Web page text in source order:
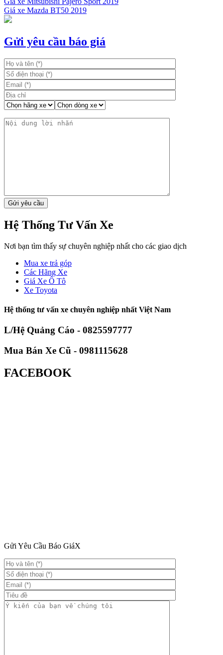
Điều
hướng
bài
Giá xe Mazda BT50 2019
Gửi yêu cầu báo giá
Hệ Thống Tư Vấn Xe
Nơi bạn tìm thấy sự chuyên nghiệp nhất cho các giao dịch
Mua xe trả góp
Các Hãng Xe
Giá Xe Ô Tô
Xe Toyota
Hệ thống tư vấn xe chuyên nghiệp nhất Việt Nam
L/Hệ Quảng Cáo - 0825597777
Mua Bán Xe Cũ - 0981115628
FACEBOOK
Gửi Yêu Cầu Báo GiáX